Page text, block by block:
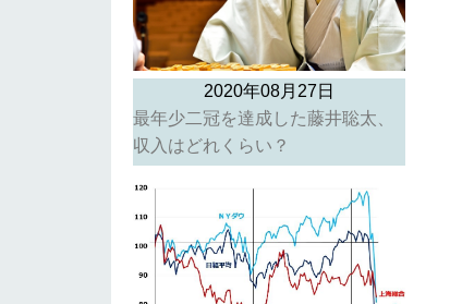
2020年08月27日
最年少二冠を達成した藤井聡太、
収入はどれくらい？